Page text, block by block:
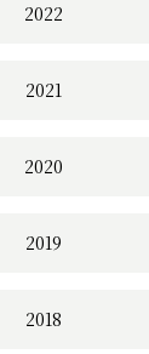
2022
2021
2020
2019
2018